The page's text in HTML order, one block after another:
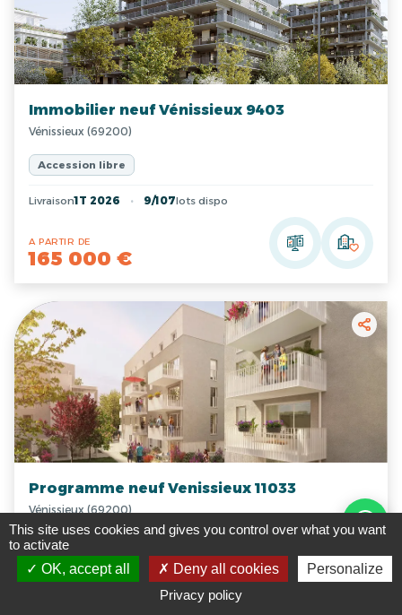
Immobilier neuf Vénissieux 9403
Vénissieux (69200)
Accession libre
Livraison1T 2026 9/107lots dispo
A PARTIR DE
165 000 €
Programme neuf Venissieux 11033
Vénissieux (69200)
T2
Accession libre
This site uses cookies and gives you control over what you want
to activate
OK, accept all
Deny all cookies
Personalize
Privacy policy